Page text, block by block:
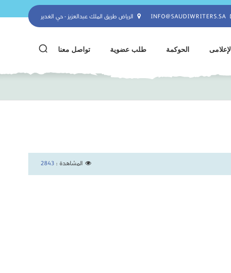
INFO@SAUDIWRITERS.SA الرياض طريق الملك عبدالعزيز - حي الغدير
الحوكمة طلب عضوية تواصل معنا
المشاهدة :2843